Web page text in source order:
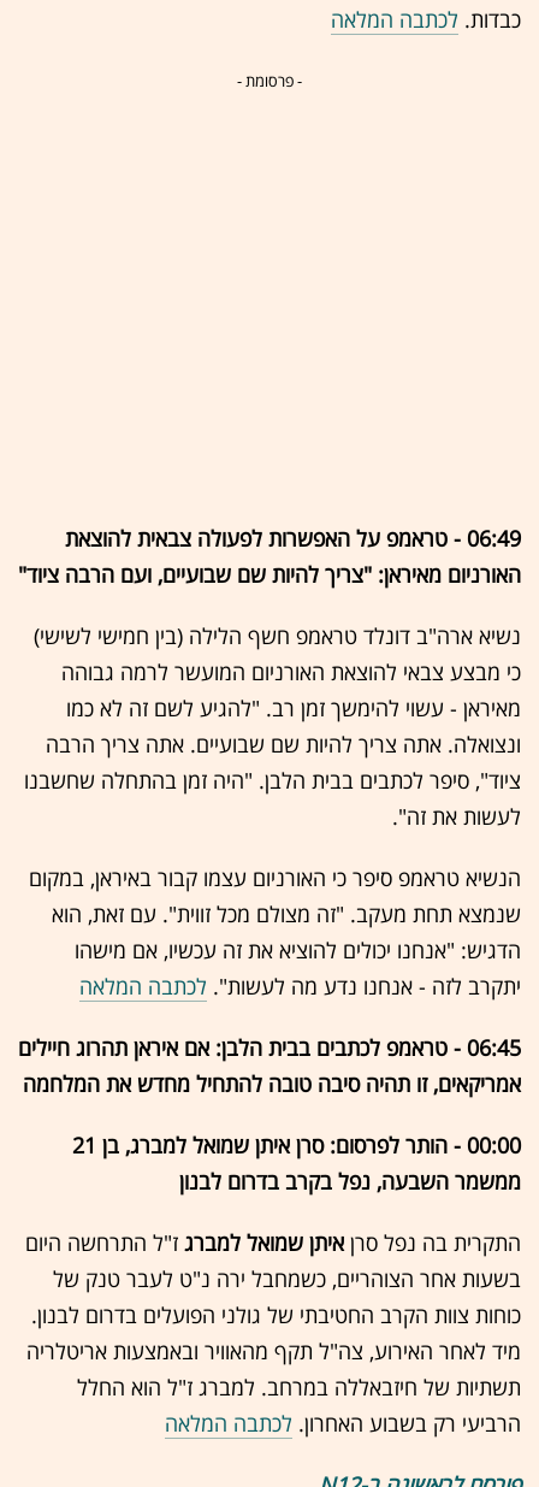
כבדות. לכתבה המלאה
- פרסומת -
06:49 - טראמפ על האפשרות לפעולה צבאית להוצאת
האורניום מאיראן: "צריך להיות שם שבועיים, ועם הרבה ציוד"
נשיא ארה"ב דונלד טראמפ חשף הלילה (בין חמישי לשישי)
כי מבצע צבאי להוצאת האורניום המועשר לרמה גבוהה
מאיראן - עשוי להימשך זמן רב. "להגיע לשם זה לא כמו
ונצואלה. אתה צריך להיות שם שבועיים. אתה צריך הרבה
ציוד", סיפר לכתבים בבית הלבן. "היה זמן בהתחלה שחשבנו
לעשות את זה".
הנשיא טראמפ סיפר כי האורניום עצמו קבור באיראן, במקום
שנמצא תחת מעקב. "זה מצולם מכל זווית". עם זאת, הוא
הדגיש: "אנחנו יכולים להוציא את זה עכשיו, אם מישהו
יתקרב לזה - אנחנו נדע מה לעשות". לכתבה המלאה
06:45 - טראמפ לכתבים בבית הלבן: אם איראן תהרוג חיילים
אמריקאים, זו תהיה סיבה טובה להתחיל מחדש את המלחמה
00:00 -
הותר לפרסום: סרן איתן שמואל למברג, בן 21
ממשמר השבעה, נפל בקרב בדרום לבנון
התקרית בה נפל סרןאיתן שמואל למברג ז"ל התרחשה היום
בשעות אחר הצוהריים, כשמחבל ירה נ"ט לעבר טנק של
כוחות צוות הקרב החטיבתי של גולני הפועלים בדרום לבנון.
מיד לאחר האירוע, צה"ל תקף מהאוויר ובאמצעות אריטלריה
תשתיות של חיזבאללה במרחב. למברג ז"ל הוא החלל
הרביעי רק בשבוע האחרון. לכתבה המלאה